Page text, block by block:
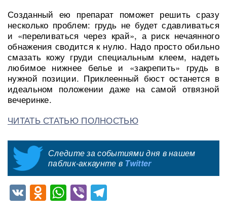
Созданный ею препарат поможет решить сразу
несколько проблем: грудь не будет сдавливаться
и «переливаться через край», а риск нечаянного
обнажения сводится к нулю. Надо просто обильно
смазать кожу груди специальным клеем, надеть
любимое нижнее белье и «закрепить» грудь в
нужной позиции. Приклеенный бюст останется в
идеальном положении даже на самой отвязной
вечеринке.
ЧИТАТЬ СТАТЬЮ ПОЛНОСТЬЮ
Следите за событиями дня в нашем
паблик-аккаунте в Twitter
VKOdnoklassniki
WhatsApp
Viber